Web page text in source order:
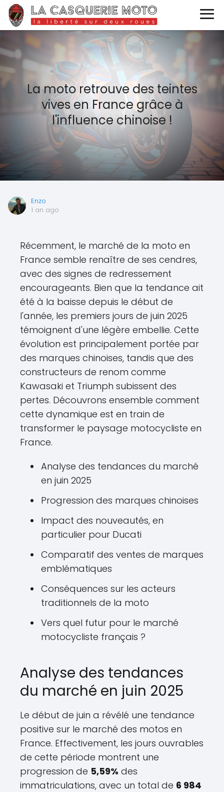
La moto retrouve des teintes
vives en France grâce à
l'influence chinoise !
Enzo
1 an ago
Récemment, le marché de la moto en
France semble renaître de ses cendres,
avec des signes de redressement
encourageants. Bien que la tendance ait
été à la baisse depuis le début de
l'année, les premiers jours de juin 2025
témoignent d'une légère embellie. Cette
évolution est principalement portée par
des marques chinoises, tandis que des
constructeurs de renom comme
Kawasaki et Triumph subissent des
pertes. Découvrons ensemble comment
cette dynamique est en train de
transformer le paysage motocycliste en
France.
Analyse des tendances du marché
en juin 2025
Progression des marques chinoises
Impact des nouveautés, en
particulier pour Ducati
Comparatif des ventes de marques
emblématiques
Conséquences sur les acteurs
traditionnels de la moto
Vers quel futur pour le marché
motocycliste français ?
Analyse des tendances
du marché en juin 2025
Le début de juin a révélé une tendance
positive sur le marché des motos en
France. Effectivement, les jours ouvrables
de cette période montrent une
progression de 5,59% des
immatriculations, avec un total de 6 984